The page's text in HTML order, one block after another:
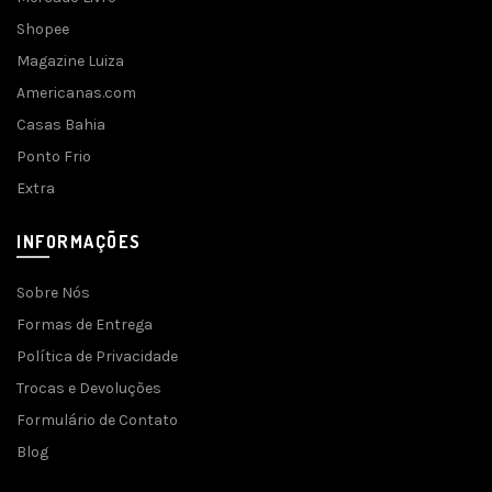
Shopee
Magazine Luiza
Americanas.com
Casas Bahia
Ponto Frio
Extra
INFORMAÇÕES
Sobre Nós
Formas de Entrega
Política de Privacidade
Trocas e Devoluções
Formulário de Contato
Blog